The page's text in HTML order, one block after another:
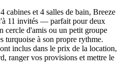
cabines et 4 salles de bain, Breeze
11 invités — parfait pour deux
cercle d'amis ou un petit groupe
turquoise à son propre rythme.
inclus dans le prix de la location,
ranger vos provisions et mettre le